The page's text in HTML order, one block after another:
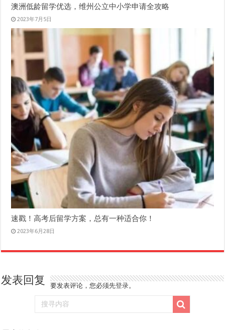
澳洲低龄留学优选，维州公立中小学申请全攻略
2023年7月5日
速戳！高考后留学方案，总有一种适合你！
2023年6月28日
发表回复 要发表评论，您必须先登录。